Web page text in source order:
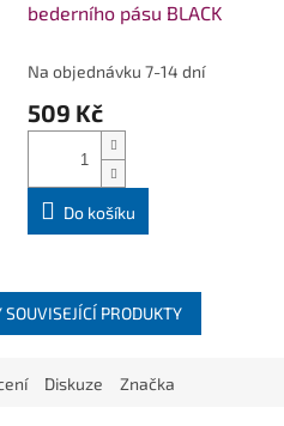
bederního pásu BLACK
Na objednávku 7-14 dní
509 Kč
Do košíku
PRODUKTY
Diskuze Značka